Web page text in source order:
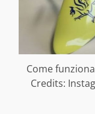
Come
Credits: